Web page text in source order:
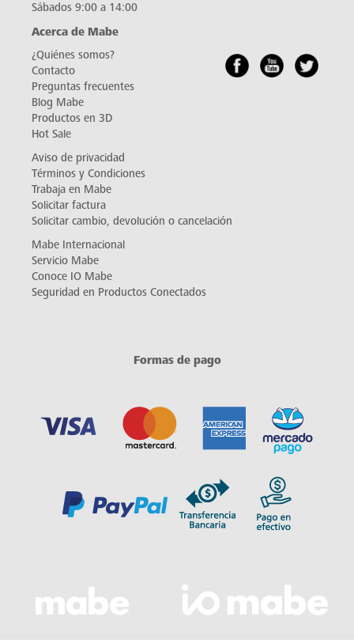
Sábados 9:00 a 14:00
Acerca de Mabe
¿Quiénes somos?
Contacto
Preguntas frecuentes
Blog Mabe
Productos en 3D
Hot Sale
Aviso de privacidad
Términos y Condiciones
Trabaja en Mabe
Solicitar factura
Solicitar cambio, devolución o cancelación
Mabe Internacional
Servicio Mabe
Conoce IO Mabe
Seguridad en Productos Conectados
Formas de pago